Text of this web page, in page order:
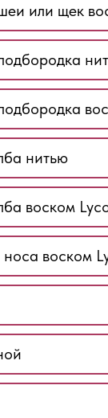
или щек
нитью
воском
воском